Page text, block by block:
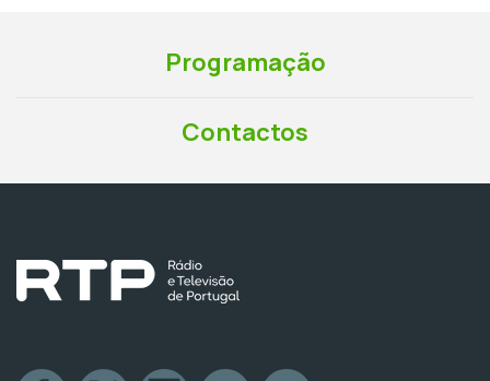
Programação
Contactos